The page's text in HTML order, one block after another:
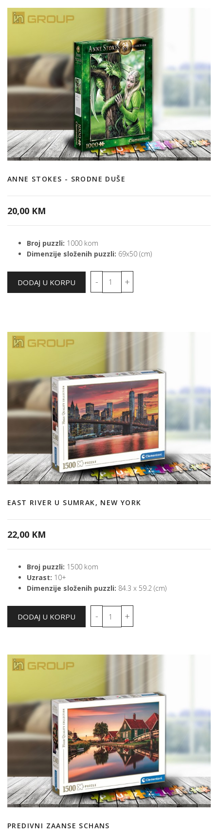
ANNE STOKES - SRODNE DUŠE
20,00 KM
Broj puzzli: 1000 kom
Dimenzije složenih puzzli: 69x50 (cm)
EAST RIVER U SUMRAK, NEW YORK
22,00 KM
Broj puzzli: 1500 kom
Uzrast: 10+
Dimenzije složenih puzzli: 84.3 x 59.2 (cm)
PREDIVNI ZAANSE SCHANS